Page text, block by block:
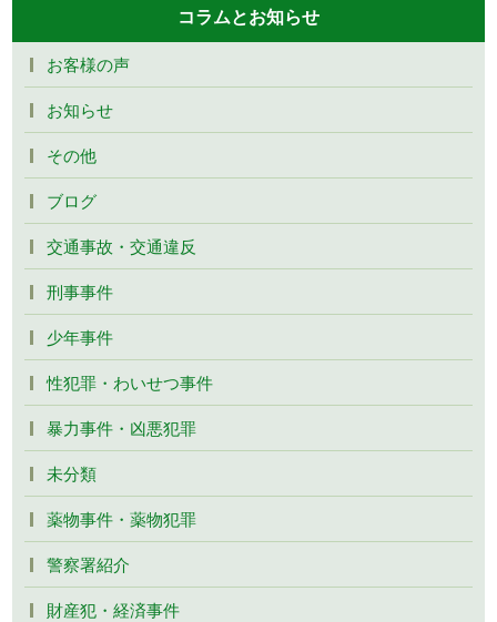
コラムとお知らせ
お客様の声
お知らせ
その他
ブログ
交通事故・交通違反
刑事事件
少年事件
性犯罪・わいせつ事件
暴力事件・凶悪犯罪
未分類
薬物事件・薬物犯罪
警察署紹介
財産犯・経済事件